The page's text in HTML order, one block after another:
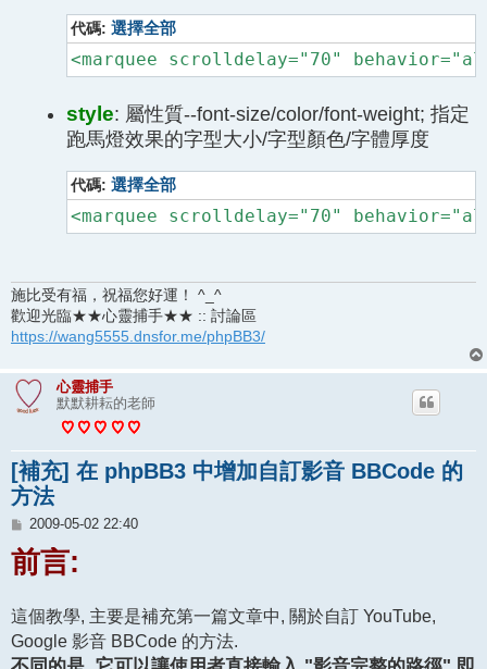
代碼:選擇全部
<marquee scrolldelay="70"
style: 屬性質--font-size/color/font-weight; 指定
跑馬燈效果的字型大小/字型顏色/字體厚度
代碼:選擇全部
<marquee scrolldelay="70"
施比受有福，祝福您好運！ ^_^
歡迎光臨★★心靈捕手★★ :: 討論區
https://wang5555.dnsfor.me/phpBB3/
心靈捕手
默默耕耘的老師
[補充] 在 phpBB3 中增加自訂影音 BBCode 的
方法
文
2009-05-02 22:40
前言:
這個教學, 主要是補充第一篇文章中, 關於自訂 YouTube,
Google 影音 BBCode 的方法.